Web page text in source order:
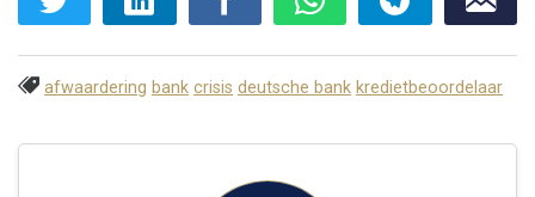
afwaardering bank crisis deutsche bank kredietbeoordelaar